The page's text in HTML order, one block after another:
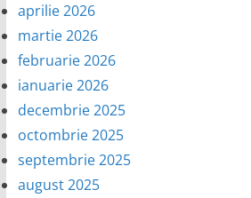
aprilie 2026
martie 2026
februarie 2026
ianuarie 2026
decembrie 2025
octombrie 2025
septembrie 2025
august 2025